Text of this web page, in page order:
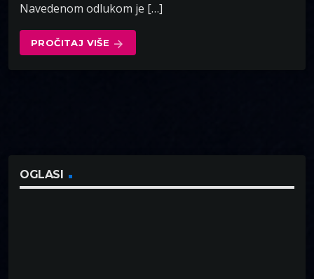
Navedenom odlukom je […]
PROČITAJ VIŠE arrow_forward
OGLASI